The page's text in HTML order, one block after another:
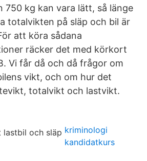
750 kg kan vara lätt, så länge
totalvikten på släp och bil är
att köra sådana
räcker det med körkort
Vi får då och då frågor om
vikt, och om hur det
totalvikt och lastvikt.
kriminologi
kandidatkurs